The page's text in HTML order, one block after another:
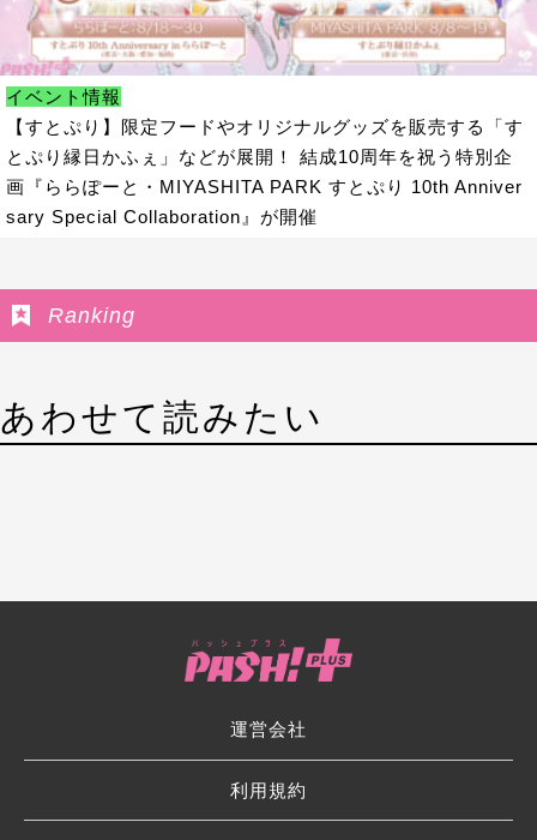
イベント情報
【すとぷり】限定フードやオリジナルグッズを販売する「す
とぷり縁日かふぇ」などが展開！ 結成10周年を祝う特別企
画『ららぽーと・MIYASHITA PARK すとぷり 10th Anniver
sary Special Collaboration』が開催
Ranking
あわせて読みたい
運営会社
利用規約